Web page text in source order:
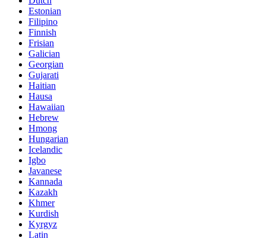
Estonian
Filipino
Finnish
Frisian
Galician
Georgian
Gujarati
Haitian
Hausa
Hawaiian
Hebrew
Hmong
Hungarian
Icelandic
Igbo
Javanese
Kannada
Kazakh
Khmer
Kurdish
Kyrgyz
Latin